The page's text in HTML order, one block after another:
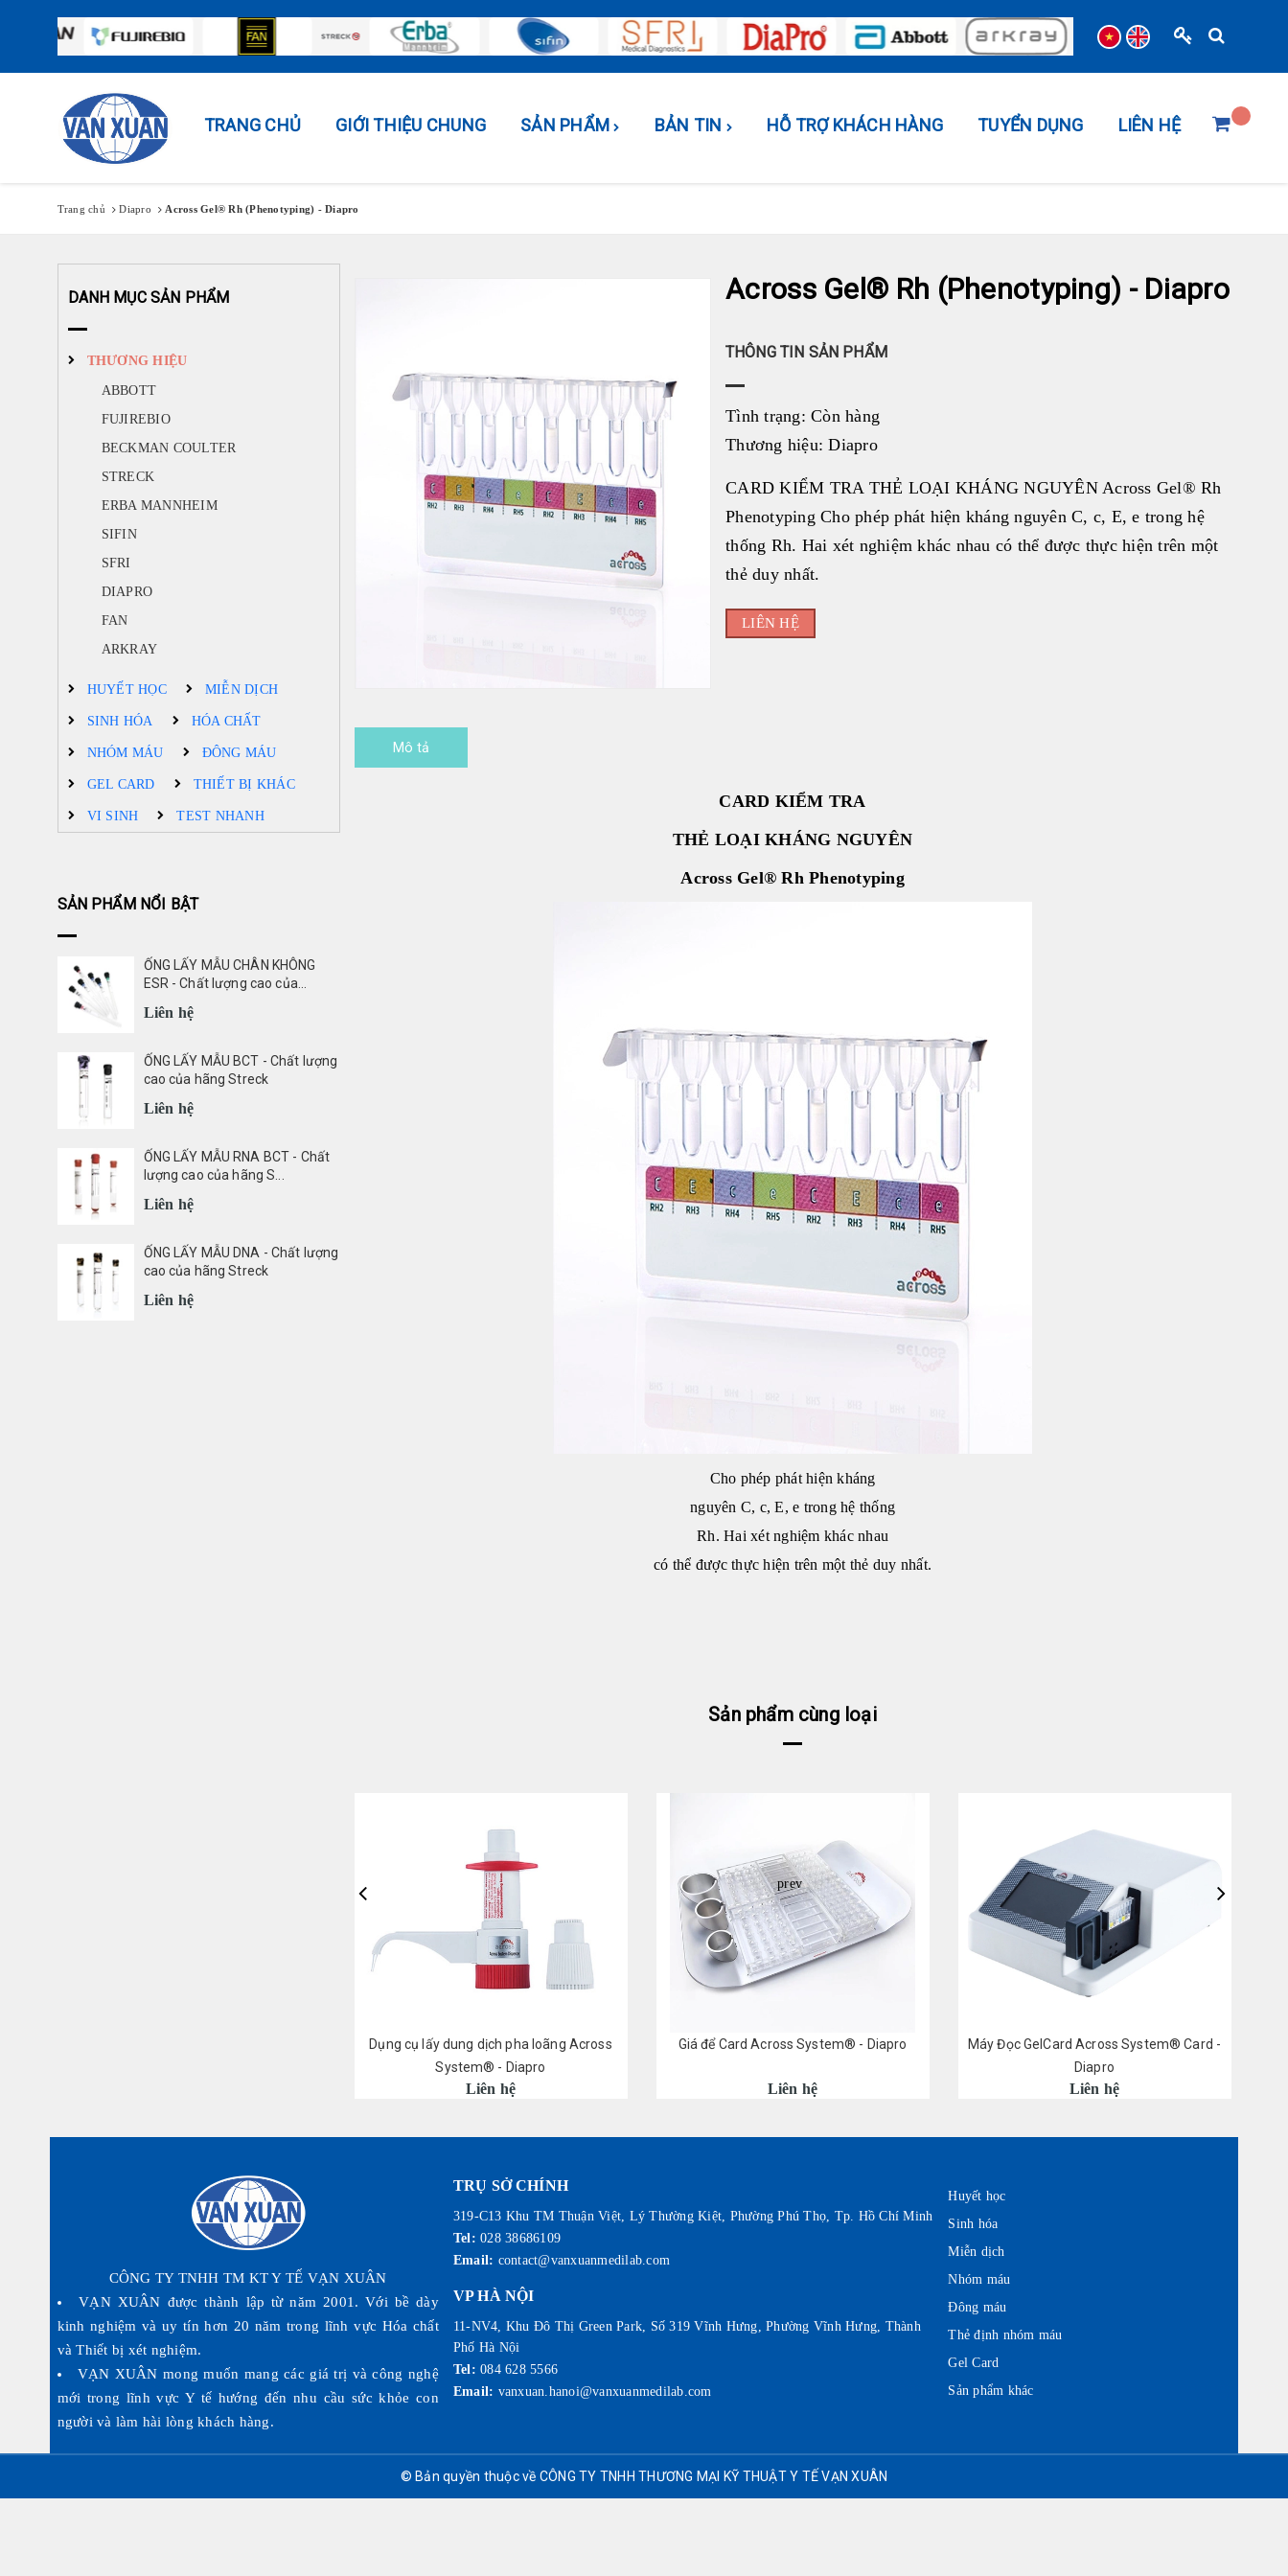
TRANG CHỦ GIỚI THIỆU CHUNG SẢN PHẨM BẢN TIN HỖ TRỢ KHÁCH HÀNG TUYỂN DỤNG LIÊN HỆ
Trang chủ Diapro Across Gel® Rh (Phenotyping) - Diapro
Across Gel® Rh (Phenotyping) - Diapro
THÔNG TIN SẢN PHẨM
Tình trạng: Còn hàng
Thương hiệu:Diapro
CARD KIỂM TRA THẺ LOẠI KHÁNG NGUYÊN Across Gel® Rh
Phenotyping Cho phép phát hiện kháng nguyên C, c, E, e trong hệ
thống Rh. Hai xét nghiệm khác nhau có thể được thực hiện trên một
thẻ duy nhất.
LIÊN HỆ
Mô tả
CARD KIỂM TRA
THẺ LOẠI KHÁNG NGUYÊN
Across Gel® Rh Phenotyping
Cho phép phát hiện kháng
nguyên C, c, E, e trong hệ thống
Rh. Hai xét nghiệm khác nhau
có thể được thực hiện trên một thẻ duy nhất.
Sản phẩm cùng loại
Dụng cụ lấy dung dịch pha loãng Across
System® - Diapro
Liên hệ
Giá để Card Across System® - Diapro
Liên hệ
Máy Đọc GelCard Across System® Card -
Diapro
Liên hệ
prev
DANH MỤC SẢN PHẨM
THƯƠNG HIỆU
ABBOTT
FUJIREBIO
BECKMAN COULTER
STRECK
ERBA MANNHEIM
SIFIN
SFRI
DIAPRO
FAN
ARKRAY
HUYẾT HỌC MIỄN DỊCH
SINH HÓA HÓA CHẤT
NHÓM MÁU ĐÔNG MÁU
GEL CARD THIẾT BỊ KHÁC
VI SINH TEST NHANH
SẢN PHẨM NỔI BẬT
ỐNG LẤY MẪU CHÂN KHÔNG
ESR - Chất lượng cao của...
Liên hệ
ỐNG LẤY MẪU BCT - Chất lượng
cao của hãng Streck
Liên hệ
ỐNG LẤY MẪU RNA BCT - Chất
lượng cao của hãng S...
Liên hệ
ỐNG LẤY MẪU DNA - Chất lượng
cao của hãng Streck
Liên hệ
CÔNG TY TNHH TM KT Y TẾ VẠN XUÂN
VẠN XUÂN được thành lập từ năm 2001. Với bề dày
kinh nghiệm và uy tín hơn 20 năm trong lĩnh vực Hóa chất
và Thiết bị xét nghiệm.
VẠN XUÂN mong muốn mang các giá trị và công nghệ
mới trong lĩnh vực Y tế hướng đến nhu cầu sức khỏe con
người và làm hài lòng khách hàng.
TRỤ SỞ CHÍNH
319-C13 Khu TM Thuận Việt, Lý Thường Kiệt, Phường Phú Thọ, Tp. Hồ Chí Minh
Tel: 028 38686109
Email: contact@vanxuanmedilab.com
VP HÀ NỘI
11-NV4, Khu Đô Thị Green Park, Số 319 Vĩnh Hưng, Phường Vĩnh Hưng, Thành
Phố Hà Nội
Tel: 084 628 5566
Email: vanxuan.hanoi@vanxuanmedilab.com
Huyết học
Sinh hóa
Miễn dịch
Nhóm máu
Đông máu
Thẻ định nhóm máu
Gel Card
Sản phẩm khác
© Bản quyền thuộc về CÔNG TY TNHH THƯƠNG MẠI KỸ THUẬT Y TẾ VẠN XUÂN